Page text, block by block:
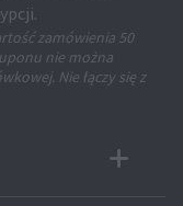
zamówienia 50
nie można
Nie łączy się z